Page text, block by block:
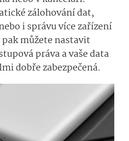
zálohování dat,
i správu více zařízení
pak můžete nastavit
práva a vaše data
dobře zabezpečená.